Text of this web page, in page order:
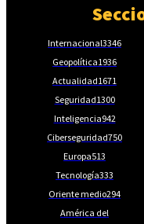
Internacional3346
Geopolítica1936
Actualidad1671
Seguridad1300
Inteligencia942
Ciberseguridad750
Europa513
Tecnología333
Oriente medio294
América del